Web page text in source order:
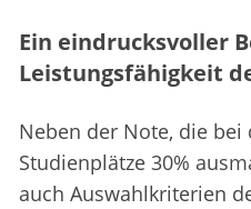
Ein eindrucksvoller
Leistungsfähigkeit
Neben der Note, die bei
Studienplätze 30%
auch Auswahlkriterien